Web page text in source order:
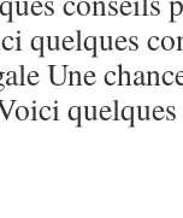
quelques
Une